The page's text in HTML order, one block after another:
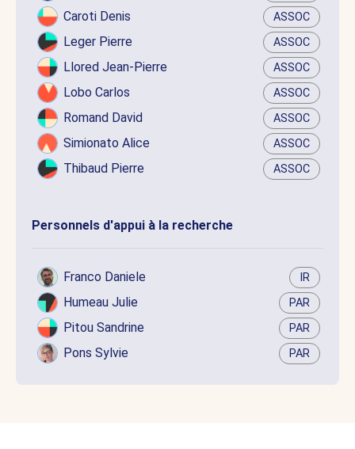
Caroti Denis ASSOC
Leger Pierre ASSOC
Llored Jean-Pierre ASSOC
Lobo Carlos ASSOC
Romand David ASSOC
Simionato Alice ASSOC
Thibaud Pierre ASSOC
Personnels d'appui à la recherche
Franco Daniele IR
Humeau Julie PAR
Pitou Sandrine PAR
Pons Sylvie PAR